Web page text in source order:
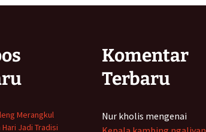
Merangkul
Hari Jadi Tradisi
Komentar
Terbaru
Nur kholis mengenai